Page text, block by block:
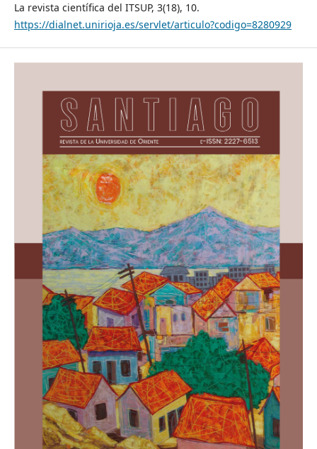
La revista científica del ITSUP, 3(18), 10.
https://dialnet.unirioja.es/servlet/articulo?codigo=8280929